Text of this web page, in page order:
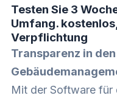
Testen Sie 3
Umfang.
Verpflichtung
Transparenz in
Mit der Software für